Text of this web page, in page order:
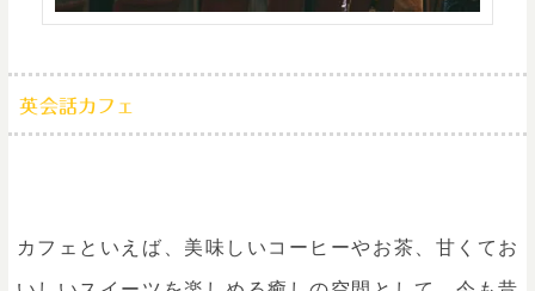
英会話カフェ
カフェといえば、美味しいコーヒーやお茶、甘くてお